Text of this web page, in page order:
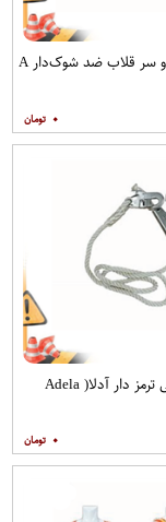
بند طناب دو سر قلاب ضد شوک‌دار A
۰
کمربند ایمنی ترمز دار آدلا( Adela
۰